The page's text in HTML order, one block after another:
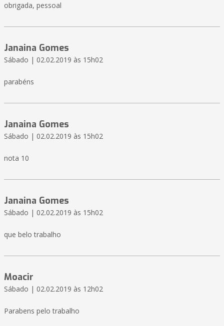
obrigada, pessoal
Janaina Gomes
Sábado | 02.02.2019 às 15h02
parabéns
Janaina Gomes
Sábado | 02.02.2019 às 15h02
nota 10
Janaina Gomes
Sábado | 02.02.2019 às 15h02
que belo trabalho
Moacir
Sábado | 02.02.2019 às 12h02
Parabens pelo trabalho